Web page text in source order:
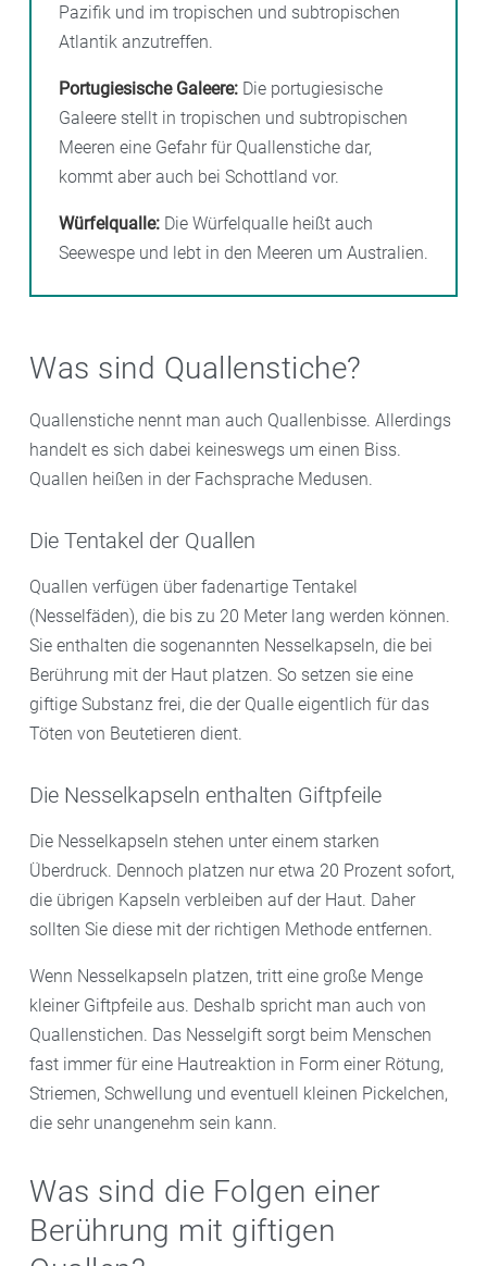
Pazifik und im tropischen und subtropischen
Atlantik anzutreffen.
Portugiesische Galeere: Die portugiesische
Galeere stellt in tropischen und subtropischen
Meeren eine Gefahr für Quallenstiche dar,
kommt aber auch bei Schottland vor.
Würfelqualle: Die Würfelqualle heißt auch
Seewespe und lebt in den Meeren um Australien.
Was sind Quallenstiche?
Quallenstiche nennt man auch Quallenbisse. Allerdings
handelt es sich dabei keineswegs um einen Biss.
Quallen heißen in der Fachsprache Medusen.
Die Tentakel der Quallen
Quallen verfügen über fadenartige Tentakel
(Nesselfäden), die bis zu 20 Meter lang werden können.
Sie enthalten die sogenannten Nesselkapseln, die bei
Berührung mit der Haut platzen. So setzen sie eine
giftige Substanz frei, die der Qualle eigentlich für das
Töten von Beutetieren dient.
Die Nesselkapseln enthalten Giftpfeile
Die Nesselkapseln stehen unter einem starken
Überdruck. Dennoch platzen nur etwa 20 Prozent sofort,
die übrigen Kapseln verbleiben auf der Haut. Daher
sollten Sie diese mit der richtigen Methode entfernen.
Wenn Nesselkapseln platzen, tritt eine große Menge
kleiner Giftpfeile aus. Deshalb spricht man auch von
Quallenstichen. Das Nesselgift sorgt beim Menschen
fast immer für eine Hautreaktion in Form einer Rötung,
Striemen, Schwellung und eventuell kleinen Pickelchen,
die sehr unangenehm sein kann.
Was sind die Folgen einer
Berührung mit giftigen